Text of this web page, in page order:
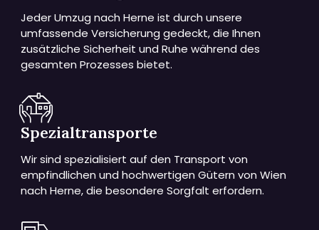
Jeder Umzug nach Herne ist durch unsere
umfassende Versicherung gedeckt, die Ihnen
zusätzliche Sicherheit und Ruhe während des
gesamten Prozesses bietet.
Spezialtransporte
Wir sind spezialisiert auf den Transport von
empfindlichen und hochwertigen Gütern von Wien
nach Herne, die besondere Sorgfalt erfordern.